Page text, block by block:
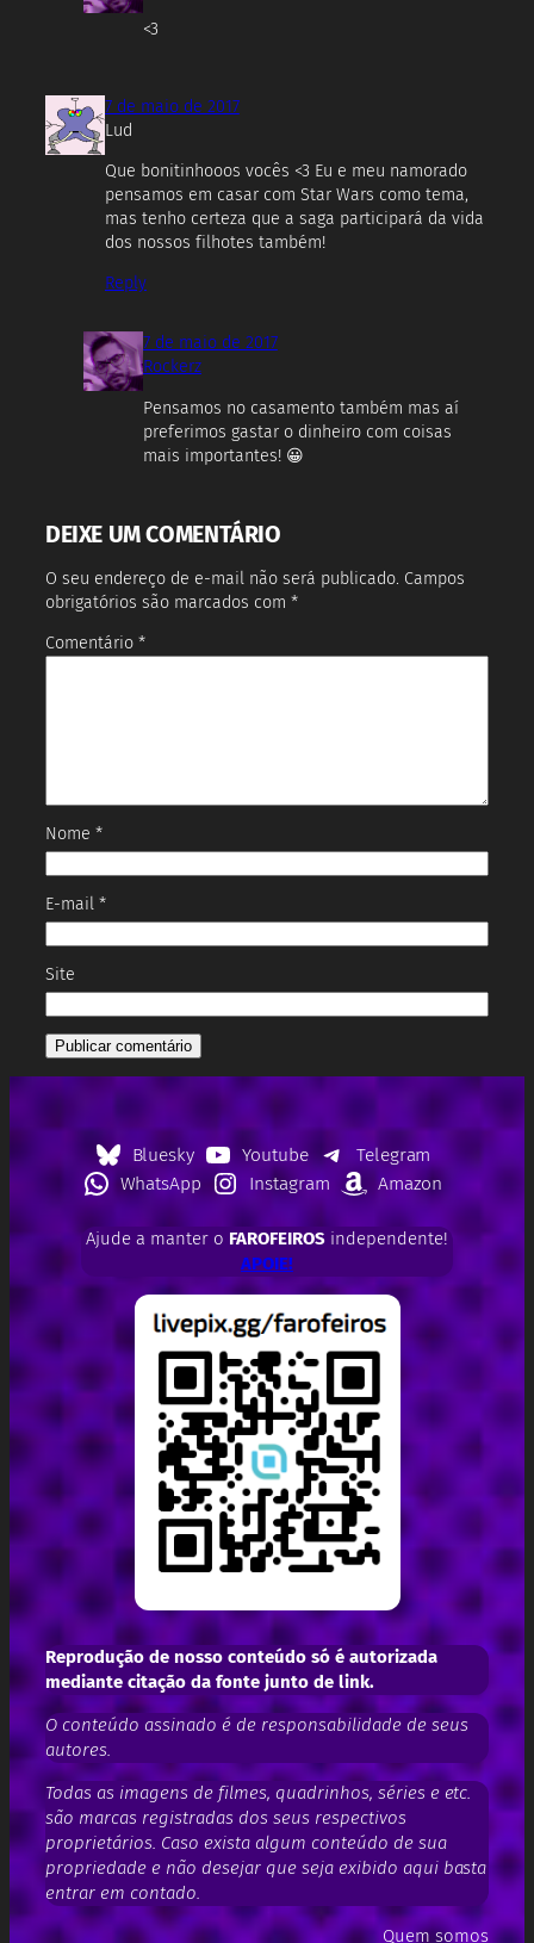
<3
7 de maio de 2017
Lud
Que bonitinhooos vocês <3 Eu e meu namorado
pensamos em casar com Star Wars como tema,
mas tenho certeza que a saga participará da vida
dos nossos filhotes também!
Reply
7 de maio de 2017
Rockerz
Pensamos no casamento também mas aí
preferimos gastar o dinheiro com coisas
mais importantes! 😀
DEIXE UM COMENTÁRIO
O seu endereço de e-mail não será publicado. Campos
obrigatórios são marcados com *
Comentário *
Nome *
E-mail *
Site
Bluesky Youtube
Telegram
WhatsApp
Instagram Amazon
Ajude a manter o FAROFEIROSindependente!
APOIE!
Reprodução de nosso conteúdo só é autorizada
mediante citação da fonte junto de link.
O conteúdo assinado é de responsabilidade de seus
autores.
Todas as imagens de filmes, quadrinhos, séries e etc.
são marcas registradas dos seus respectivos
proprietários. Caso exista algum conteúdo de sua
propriedade e não desejar que seja exibido aqui basta
entrar em contado.
Quem somos